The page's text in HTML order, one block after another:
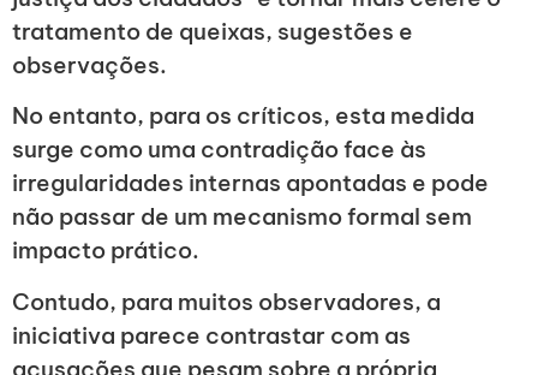
tratamento de queixas, sugestões e
observações.
No entanto, para os críticos, esta medida
surge como uma contradição face às
irregularidades internas apontadas e pode
não passar de um mecanismo formal sem
impacto prático.
Contudo, para muitos observadores, a
iniciativa parece contrastar com as
acusações que pesam sobre a própria